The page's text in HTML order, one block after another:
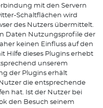
mit den Servern
Schaltflächen wird
des Nutzers übermittelt.
Daten Nutzungsprofile der
keinen Einfluss auf den
Hilfe dieses Plugins erhebt
unserem
der Plugins erhält
die entsprechende
hat. Ist der Nutzer bei
den Besuch seinem